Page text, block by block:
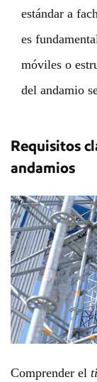
estándar a
es
móviles o
del andamio
Requisitos
andamios
Comprender el